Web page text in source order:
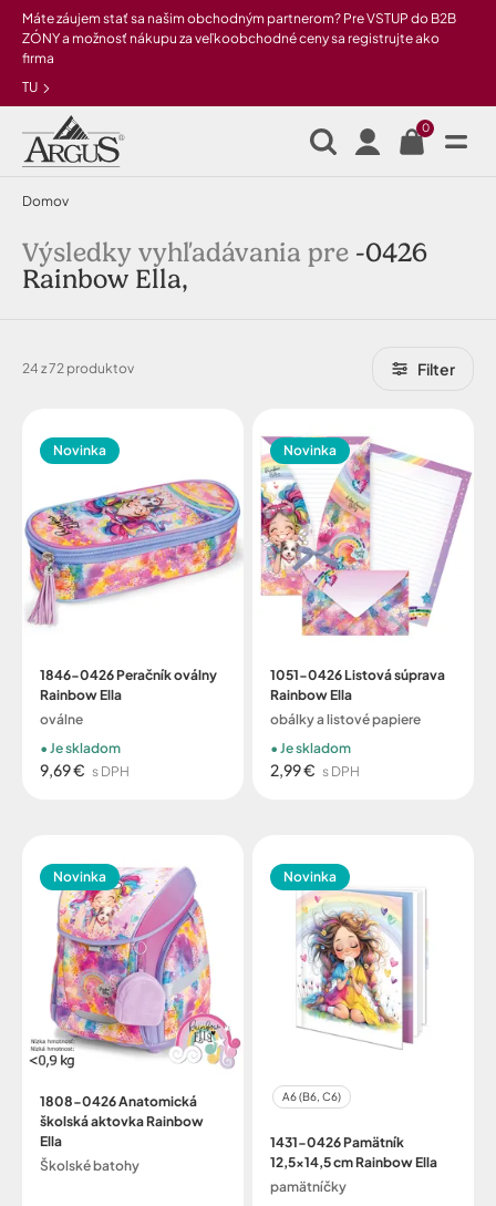
Preskočiť na hlavný obsah
Máte záujem stať sa našim obchodným partnerom? Pre VSTUP do B2B
ZÓNY a možnosť nákupu za veľkoobchodné ceny sa registrujte ako
firma
TU
0
Domov
Výsledky vyhľadávania pre -0426
Rainbow Ella,
24 z 72 produktov Filter
Novinka
1846-0426 Peračník oválny
Rainbow Ella
oválne
9,69 € s DPH
Je skladom
Novinka
1051-0426 Listová súprava
Rainbow Ella
obálky a listové papiere
2,99 € s DPH
Je skladom
Novinka
1808-0426 Anatomická
školská aktovka Rainbow
Ella
Školské batohy
Novinka
A6 (B6, C6)
1431-0426 Pamätník
12,5x14,5 cm Rainbow Ella
pamätníčky